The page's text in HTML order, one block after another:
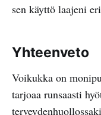
sen käyttö laajeni
Yhteenveto
Voikukka on
tarjoaa runsaasti